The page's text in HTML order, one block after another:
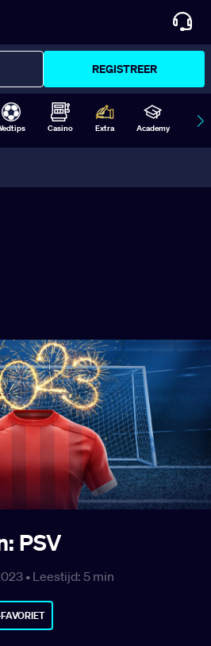
REGISTREER
Casino Extra Academy
PSV
• Leestijd: 5 min